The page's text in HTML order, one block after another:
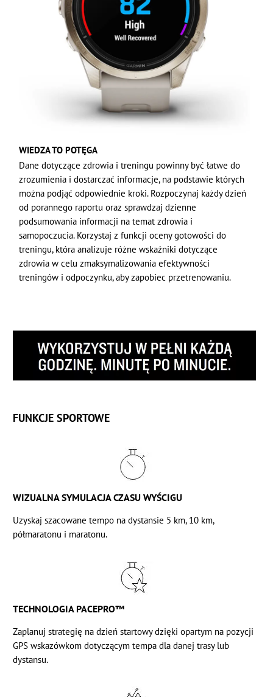
WIEDZA TO POTĘGA
Dane dotyczące zdrowia i treningu powinny być łatwe do
zrozumienia i dostarczać informacje, na podstawie których
można podjąć odpowiednie kroki. Rozpoczynaj każdy dzień
od porannego raportu oraz sprawdzaj dzienne
podsumowania informacji na temat zdrowia i
samopoczucia. Korzystaj z funkcji oceny gotowości do
treningu, która analizuje różne wskaźniki dotyczące
zdrowia w celu zmaksymalizowania efektywności
treningów i odpoczynku, aby zapobiec przetrenowaniu.
FUNKCJE SPORTOWE
WIZUALNA SYMULACJA CZASU WYŚCIGU
Uzyskaj szacowane tempo na dystansie 5 km, 10 km,
półmaratonu i maratonu.
TECHNOLOGIA PACEPRO™️
Zaplanuj strategię na dzień startowy dzięki opartym na pozycji
GPS wskazówkom dotyczącym tempa dla danej trasy lub
dystansu.